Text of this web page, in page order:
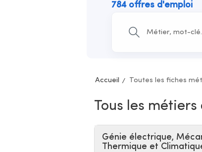
784 offres d'emploi
Accueil Toutes les fiches
Tous les métiers
Génie électrique,
Thermique et